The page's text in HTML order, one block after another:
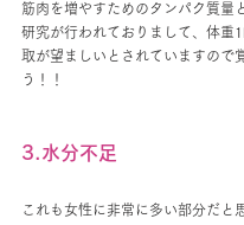
筋肉を増やすためのタンパク質量
研究が行われておりまして、体重
取が望ましいとされていますので
う！！
3.水分不足
これも女性に非常に多い部分だと